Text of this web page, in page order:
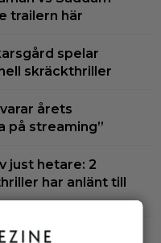
trailern här
spelar
skräckthriller
årets
på streaming”
just hetare: 2
har anlänt till
kan vara Kjell